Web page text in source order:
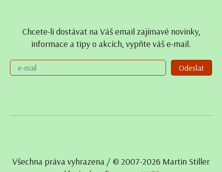
Chcete-li dostávat na Váš email zajímavé novinky,
informace a tipy o akcích, vypňte váš e-mail.
Odeslat
Všechna práva vyhrazena / © 2007- 2026 Martin Stiller